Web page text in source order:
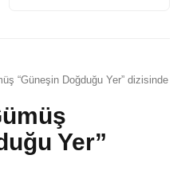
“Güneşin Doğduğu Yer” dizisinde
Yer”